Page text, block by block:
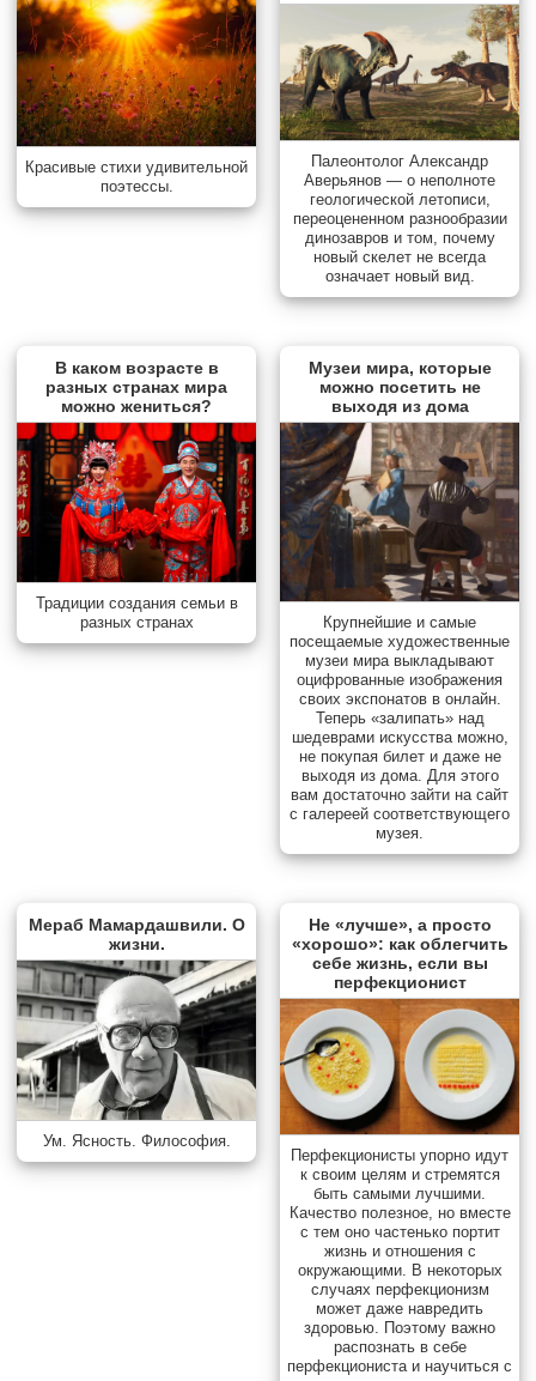
Красивые стихи удивительной
поэтессы.
Палеонтолог Александр
Аверьянов — о неполноте
геологической летописи,
переоцененном разнообразии
динозавров и том, почему
новый скелет не всегда
означает новый вид.
В каком возрасте в
разных странах мира
можно жениться?
Традиции создания семьи в
разных странах
Музеи мира, которые
можно посетить не
выходя из дома
Крупнейшие и самые
посещаемые художественные
музеи мира выкладывают
оцифрованные изображения
своих экспонатов в онлайн.
Теперь «залипать» над
шедеврами искусства можно,
не покупая билет и даже не
выходя из дома. Для этого
вам достаточно зайти на сайт
с галереей соответствующего
музея.
Мераб Мамардашвили. О
жизни.
Ум. Ясность. Философия.
Не «лучше», а просто
«хорошо»: как облегчить
себе жизнь, если вы
перфекционист
Перфекционисты упорно идут
к своим целям и стремятся
быть самыми лучшими.
Качество полезное, но вместе
с тем оно частенько портит
жизнь и отношения с
окружающими. В некоторых
случаях перфекционизм
может даже навредить
здоровью. Поэтому важно
распознать в себе
перфекциониста и научиться с